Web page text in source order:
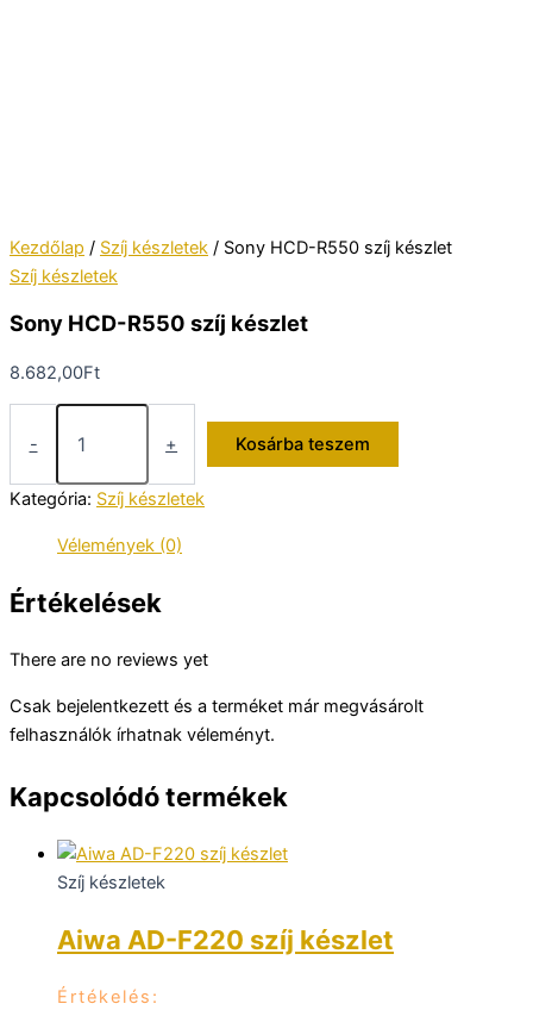
Kezdőlap / Szíj készletek / Sony HCD-R550 szíj készlet
Szíj készletek
Sony HCD-R550 szíj készlet
8.682,00Ft
-
szíj
készlet
mennyiség
+ Kosárba teszem
Kategória: Szíj készletek
Vélemények (0)
Értékelések
There are no reviews yet
Csak bejelentkezett és a terméket már megvásárolt
felhasználók írhatnak véleményt.
Kapcsolódó termékek
Szíj készletek
Aiwa AD-F220 szíj készlet
Értékelés: